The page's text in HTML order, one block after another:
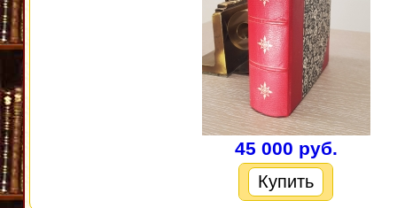
45 000 руб.
Купить